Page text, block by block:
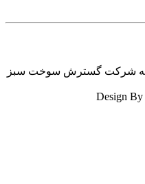
گسترش سوخت سبز
1404 – 1403@